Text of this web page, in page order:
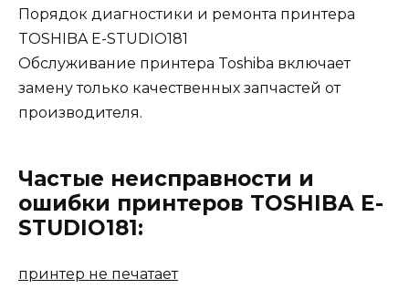
Порядок диагностики и ремонта принтера
TOSHIBA E-STUDIO181
Обслуживание принтера Toshiba включает
замену только качественных запчастей от
производителя.
Частые неисправности и
ошибки принтеров TOSHIBA E-
STUDIO181:
принтер не печатает